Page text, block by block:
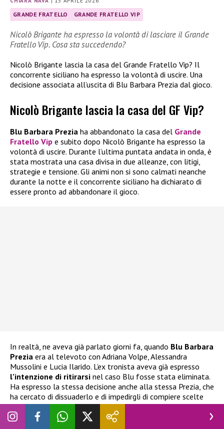
GRANDE FRATELLO GRANDE FRATELLO VIP
Nicolò Brigante ha espresso la volontà di lasciare il Grande
Fratello Vip. Cosa sta succedendo?
Nicolò Brigante lascia la casa del Grande Fratello Vip? Il
concorrente siciliano ha espresso la volontà di uscire. Una
decisione associata all’uscita di Blu Barbara Prezia dal gioco.
Nicolò Brigante lascia la casa del GF Vip?
Blu Barbara Prezia ha abbandonato la casa del Grande
Fratello Vip e subito dopo Nicolò Brigante ha espresso la
volontà di uscire. Durante l’ultima puntata andata in onda, è
stata mostrata una casa divisa in due alleanze, con litigi,
strategie e tensione. Gli animi non si sono calmati neanche
durante la notte e il concorrente siciliano ha dichiarato di
essere pronto ad abbandonare il gioco.
In realtà, ne aveva già parlato giorni fa, quando Blu Barbara
Prezia era al televoto con Adriana Volpe, Alessandra
Mussolini e Lucia Ilarido. L’ex tronista aveva già espresso
l’intenzione di ritirarsi nel caso Blu fosse stata eliminata.
Ha espresso la stessa decisione anche alla stessa Prezia, che
ha cercato di dissuaderlo e di impedirgli di compiere scelte
istintive delle quali potrebbe pentirsi.